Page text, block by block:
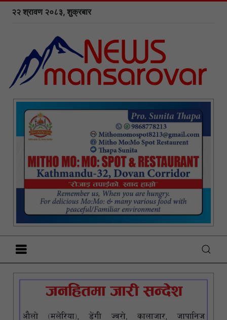
२२ श्रावण २०८३, शुक्रबार